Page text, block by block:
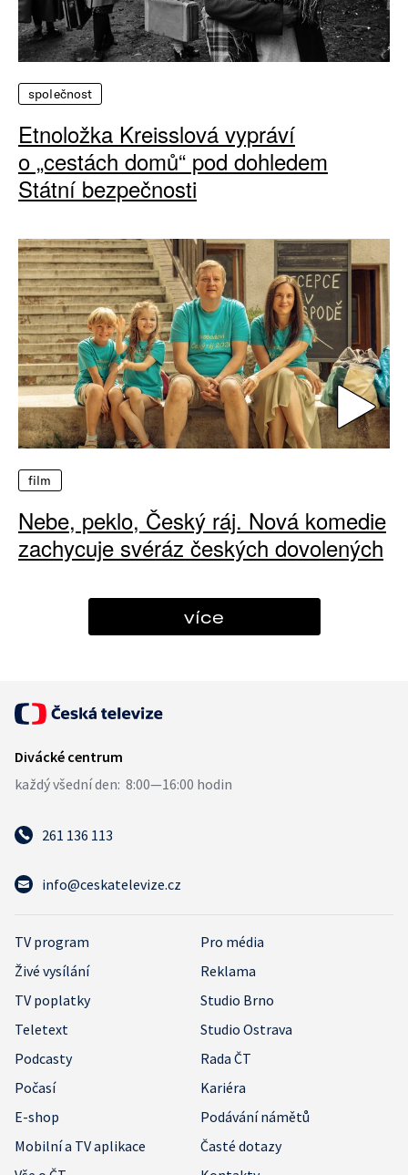
společnost
Etnoložka Kreisslová vypráví
o „cestách domů“ pod dohledem
Státní bezpečnosti
film
Nebe, peklo, Český ráj. Nová komedie
zachycuje svéráz českých dovolených
více
261 136 113
info@ceskatelevize.cz
TV program
Pro média
Živé vysílání
Reklama
TV poplatky
Studio Brno
Teletext
Studio Ostrava
Podcasty
Rada ČT
Počasí
Kariéra
E-shop
Podávání námětů
Mobilní a TV aplikace
Časté dotazy